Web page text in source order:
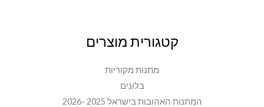
קטגורית מוצרים
מתנות מקוריות
בלונים
המתנות האהובות בישראל 2025 -2026